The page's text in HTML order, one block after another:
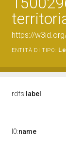
https://
ENTITÀ DI TIPO:
rdfs: label
l0:name